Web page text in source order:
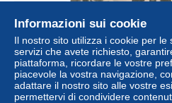
AYCP12-1197-86 - COUHE-
juillet
±
Informazioni sui cookie
Il nostro sito utilizza i cookie per le
servizi che avete richiesto,
piattaforma, ricordare le vostre
piacevole la vostra navigazione,
adattare il nostro sito alle vostre
permettervi di condividere